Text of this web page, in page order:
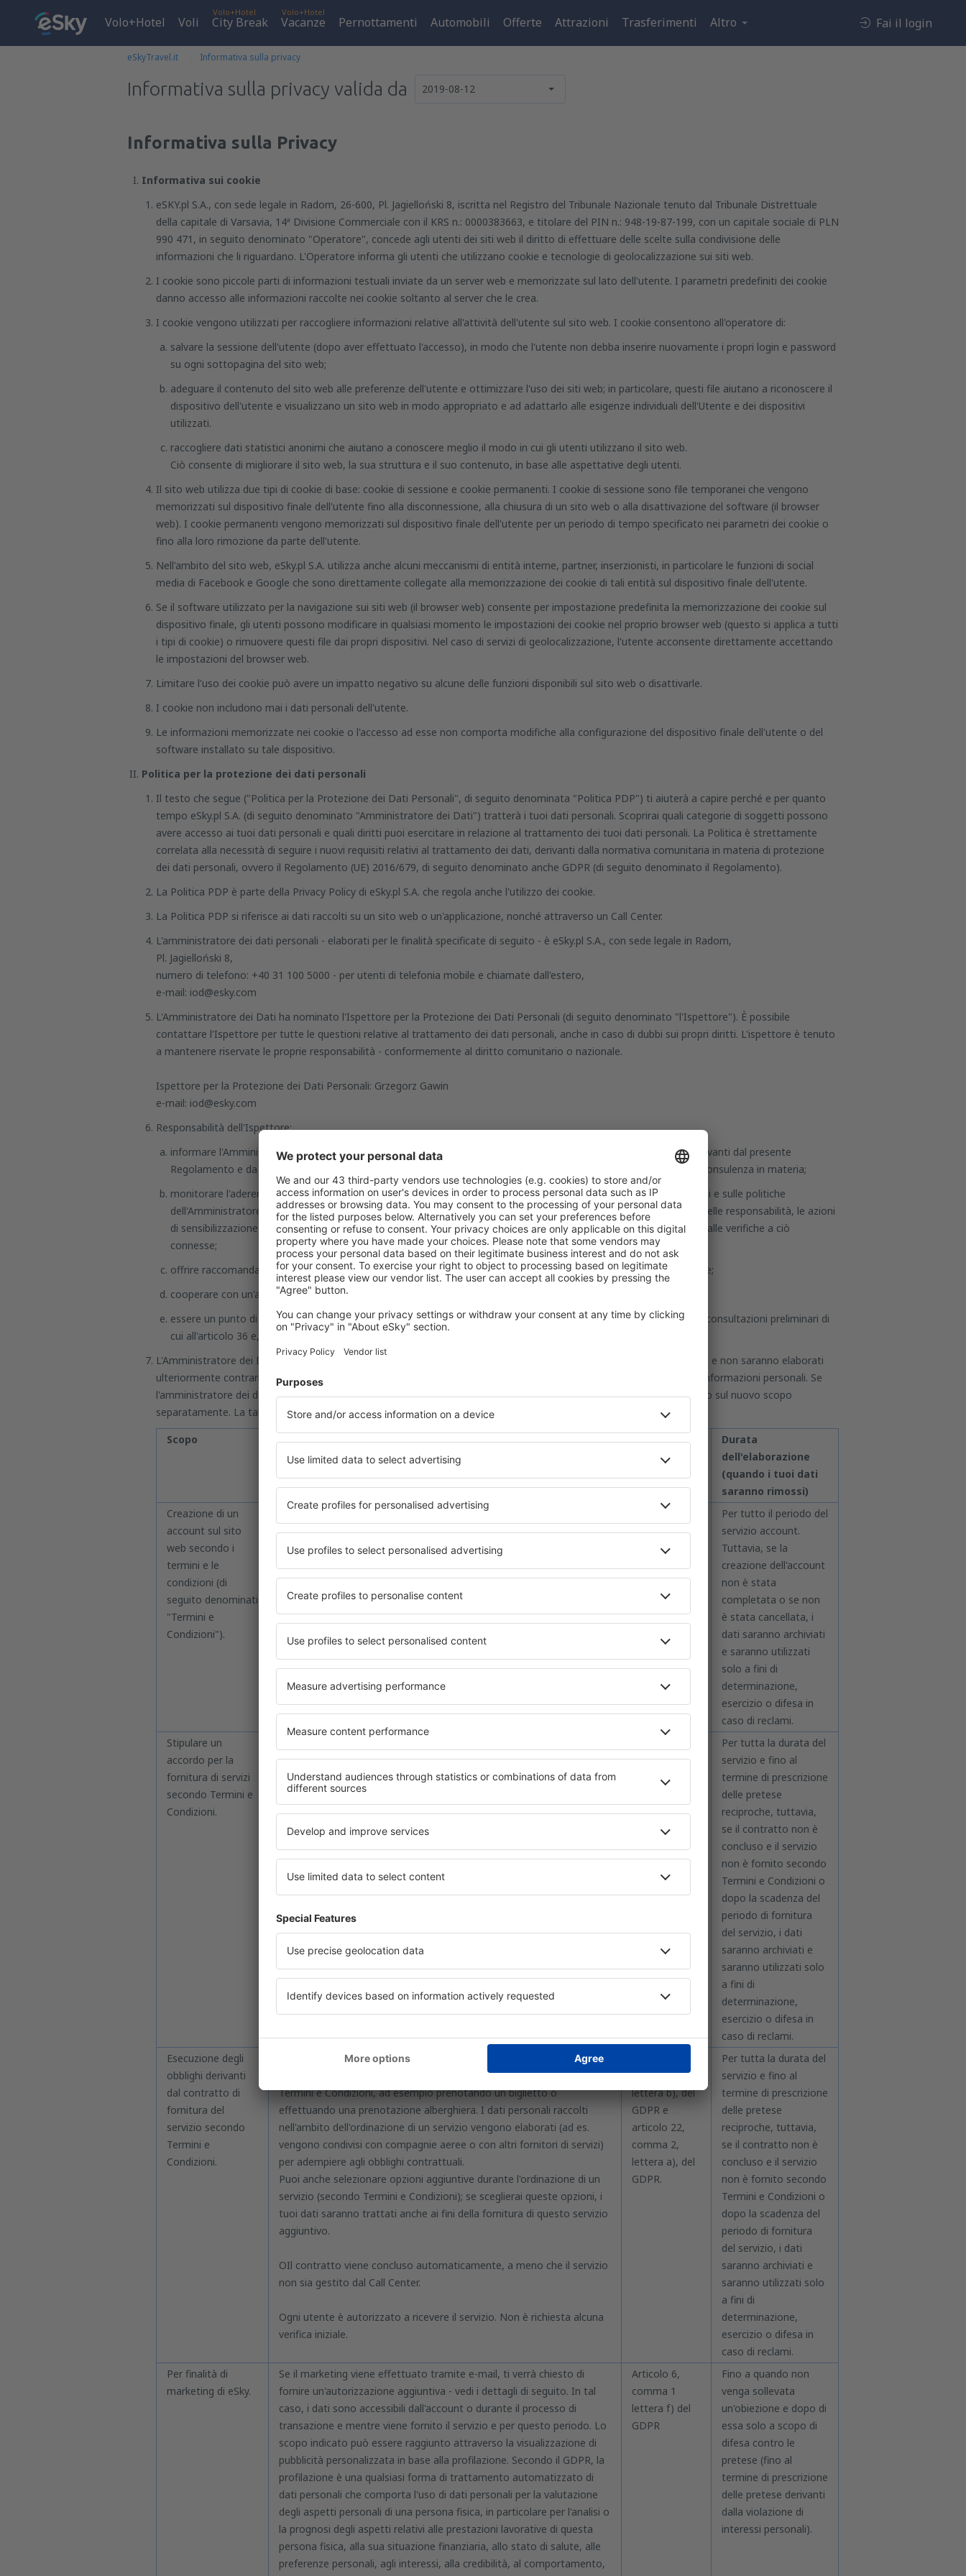
Volo+Hotel Voli
Volo+Hotel
City Break
Volo+Hotel
Vacanze Pernottamenti Automobili Offerte Attrazioni Trasferimenti Altro Fai il login
eSkyTravel.it Informativa sulla privacy
Informativa sulla privacy valida da 2019-08-12
Informativa sulla Privacy
Informativa sui cookie
eSKY.pl S.A., con sede legale in Radom, 26-600, Pl. Jagielloński 8, iscritta nel Registro del Tribunale Nazionale tenuto dal Tribunale Distrettuale
della capitale di Varsavia, 14ª Divisione Commerciale con il KRS n.: 0000383663, e titolare del PIN n.: 948-19-87-199, con un capitale sociale di PLN
990 471, in seguito denominato "Operatore", concede agli utenti dei siti web il diritto di effettuare delle scelte sulla condivisione delle
informazioni che li riguardano. L'Operatore informa gli utenti che utilizzano cookie e tecnologie di geolocalizzazione sui siti web.
I cookie sono piccole parti di informazioni testuali inviate da un server web e memorizzate sul lato dell'utente. I parametri predefiniti dei cookie
danno accesso alle informazioni raccolte nei cookie soltanto al server che le crea.
I cookie vengono utilizzati per raccogliere informazioni relative all'attività dell'utente sul sito web. I cookie consentono all'operatore di:
salvare la sessione dell'utente (dopo aver effettuato l'accesso), in modo che l'utente non debba inserire nuovamente i propri login e password
su ogni sottopagina del sito web;
adeguare il contenuto del sito web alle preferenze dell'utente e ottimizzare l'uso dei siti web; in particolare, questi file aiutano a riconoscere il
dispositivo dell'utente e visualizzano un sito web in modo appropriato e ad adattarlo alle esigenze individuali dell'Utente e dei dispositivi
utilizzati.
raccogliere dati statistici anonimi che aiutano a conoscere meglio il modo in cui gli utenti utilizzano il sito web.
Ciò consente di migliorare il sito web, la sua struttura e il suo contenuto, in base alle aspettative degli utenti.
Il sito web utilizza due tipi di cookie di base: cookie di sessione e cookie permanenti. I cookie di sessione sono file temporanei che vengono
memorizzati sul dispositivo finale dell'utente fino alla disconnessione, alla chiusura di un sito web o alla disattivazione del software (il browser
web). I cookie permanenti vengono memorizzati sul dispositivo finale dell'utente per un periodo di tempo specificato nei parametri dei cookie o
fino alla loro rimozione da parte dell'utente.
Nell'ambito del sito web, eSky.pl S.A. utilizza anche alcuni meccanismi di entità interne, partner, inserzionisti, in particolare le funzioni di social
media di Facebook e Google che sono direttamente collegate alla memorizzazione dei cookie di tali entità sul dispositivo finale dell'utente.
Se il software utilizzato per la navigazione sui siti web (il browser web) consente per impostazione predefinita la memorizzazione dei cookie sul
dispositivo finale, gli utenti possono modificare in qualsiasi momento le impostazioni dei cookie nel proprio browser web (questo si applica a tutti
i tipi di cookie) o rimuovere questi file dai propri dispositivi. Nel caso di servizi di geolocalizzazione, l'utente acconsente direttamente accettando
le impostazioni del browser web.
Limitare l'uso dei cookie può avere un impatto negativo su alcune delle funzioni disponibili sul sito web o disattivarle.
I cookie non includono mai i dati personali dell'utente.
Le informazioni memorizzate nei cookie o l'accesso ad esse non comporta modifiche alla configurazione del dispositivo finale dell'utente o del
software installato su tale dispositivo.
Politica per la protezione dei dati personali
Il testo che segue ("Politica per la Protezione dei Dati Personali", di seguito denominata "Politica PDP") ti aiuterà a capire perché e per quanto
tempo eSky.pl S.A. (di seguito denominato "Amministratore dei Dati") tratterà i tuoi dati personali. Scoprirai quali categorie di soggetti possono
avere accesso ai tuoi dati personali e quali diritti puoi esercitare in relazione al trattamento dei tuoi dati personali. La Politica è strettamente
correlata alla necessità di seguire i nuovi requisiti relativi al trattamento dei dati, derivanti dalla normativa comunitaria in materia di protezione
dei dati personali, ovvero il Regolamento (UE) 2016/679, di seguito denominato anche GDPR (di seguito denominato il Regolamento).
La Politica PDP è parte della Privacy Policy di eSky.pl S.A. che regola anche l'utilizzo dei cookie.
La Politica PDP si riferisce ai dati raccolti su un sito web o un'applicazione, nonché attraverso un Call Center.
L'amministratore dei dati personali - elaborati per le finalità specificate di seguito - è eSky.pl S.A., con sede legale in Radom,
Pl. Jagielloński 8,
numero di telefono: +40 31 100 5000 - per utenti di telefonia mobile e chiamate dall'estero,
e-mail: iod@esky.com
L'Amministratore dei Dati ha nominato l'Ispettore per la Protezione dei Dati Personali (di seguito denominato "l'Ispettore"). È possibile
contattare l'Ispettore per tutte le questioni relative al trattamento dei dati personali, anche in caso di dubbi sui propri diritti. L'ispettore è tenuto
a mantenere riservate le proprie responsabilità - conformemente al diritto comunitario o nazionale.
Ispettore per la Protezione dei Dati Personali: Grzegorz Gawin
e-mail: iod@esky.com
Responsabilità dell'Ispettore:
informare l'Amministratore dei Dati e i dipendenti che trattano dati personali, in merito alle loro responsabilità derivanti dal presente
Regolamento e da altre leggi dell'UE o degli Stati membri in materia di protezione dei dati personali e fornire loro consulenza in materia;
monitorare l'aderenza al GDPR, alle leggi di altri paesi dell'UE o degli Stati membri sulla protezione dei dati personali e sulle politiche
dell'Amministratore dei Dati o di un'entità di trattamento nel campo dei dati personali, compresa la distribuzione delle responsabilità, le azioni
di sensibilizzazione, la formazione dei dipendenti che partecipano alle operazioni relative all'elaborazione dei dati o alle verifiche a ciò
connesse;
offrire raccomandazioni su come valutare gli effetti sulla protezione dei dati su richiesta e monitorare la protezione;
cooperare con un'autorità di controllo;
essere un punto di contatto dell'autorità di controllo per le questioni relative al trattamento dei dati, comprese le consultazioni preliminari di
cui all'articolo 36 e, se del caso, condurre consultazioni su tutte le altre questioni.
L'Amministratore dei Dati garantisce che i tuoi dati personali saranno trattati solo per scopi precisi, chiari e giustificati e non saranno elaborati
ulteriormente contrariamente a tali finalità. Lo scopo del trattamento dei dati è la ragione per cui elaboriamo le tue informazioni personali. Se
l'amministratore dei dati desidera trattare i tuoi dati personali per altri scopi, non specificati di seguito, sarai informato sul nuovo scopo
separatamente. La tabella seguente illustra le finalità del trattamento dei dati.
Scopo
Spiegazione
Base
giuridica
Durata
dell'elaborazione
(quando i tuoi dati
saranno rimossi)
Creazione di un
account sul sito
web secondo i
termini e le
condizioni (di
seguito denominati
"Termini e
Condizioni").
Si tratta del trattamento dei dati necessari per creare un account su
www.eskytravel.ite utilizzarlo, ad esempio, per verificare la correttezza
dei dati o per controllare le transazioni. Il processo di creazione
dell'account è automatizzato. In caso di problemi con la creazione
dell'account, è possibile contattare il Call Center. Ogni utente è
autorizzato a creare l'account. Non è richiesta alcuna verifica iniziale.
Articolo 6,
comma 1,
lettera b) del
GDPR
e Articolo 22,
comma 2,
lettera a), del
Per tutto il periodo del
servizio account.
Tuttavia, se la
creazione dell'account
non è stata
completata o se non
è stata cancellata, i
dati saranno archiviati
e saranno utilizzati
solo a fini di
determinazione,
esercizio o difesa in
caso di reclami.
Stipulare un
accordo per la
fornitura di servizi
secondo Termini e
Condizioni.
o che tu sia un utente non registrato, puoi utilizzare i servizi secondo
Termini e Condizioni, ad esempio prenotando un biglietto o
effettuando una prenotazione alberghiera. I dati personali raccolti
durante il processo di ordinazione di un servizio vengono elaborati (ad
es. vengono condivisi con le compagnie aeree o con altri fornitori di
servizi) per finalizzare il servizio
Il contratto può essere concluso anche attraverso il Call Center
dell'Amministratore dei Dati.
Il contratto viene eseguito automaticamente.
Ogni utente è autorizzato a concludere il contratto. Non è richiesta
comma 1,
lettera b), del
articolo 22,
comma 2,
lettera a), del
GDPR.
Per tutta la durata del
servizio e fino al
termine di prescrizione
delle pretese
reciproche, tuttavia,
se il contratto non è
concluso e il servizio
non è fornito secondo
Termini e Condizioni o
dopo la scadenza del
periodo di fornitura
del servizio, i dati
saranno archiviati e
saranno utilizzati solo
a fini di
determinazione,
esercizio o difesa in
caso di reclami.
Esecuzione degli
obblighi derivanti
dal contratto di
fornitura del
servizio secondo
Termini e
Condizioni.
Indipendentemente dal fatto che tu crei l'account su
www.eskytravel.it
o che tu sia un utente non registrato, puoi utilizzare i servizi secondo
Termini e Condizioni, ad esempio prenotando un biglietto o
effettuando una prenotazione alberghiera. I dati personali raccolti
nell'ambito dell'ordinazione di un servizio vengono elaborati (ad es.
vengono condivisi con compagnie aeree o con altri fornitori di servizi)
per adempiere agli obblighi contrattuali.
Puoi anche selezionare opzioni aggiuntive durante l'ordinazione di un
servizio (secondo Termini e Condizioni); se sceglierai queste opzioni, i
tuoi dati saranno trattati anche ai fini della fornitura di questo servizio
aggiuntivo.
OIl contratto viene concluso automaticamente, a meno che il servizio
non sia gestito dal Call Center.
Ogni utente è autorizzato a ricevere il servizio. Non è richiesta alcuna
verifica iniziale.
comma 1,
lettera b), del
GDPR e
articolo 22,
comma 2,
lettera a), del
GDPR.
Per tutta la durata del
servizio e fino al
termine di prescrizione
delle pretese
reciproche, tuttavia,
se il contratto non è
concluso e il servizio
non è fornito secondo
Termini e Condizioni o
dopo la scadenza del
periodo di fornitura
del servizio, i dati
saranno archiviati e
saranno utilizzati solo
a fini di
determinazione,
esercizio o difesa in
caso di reclami.
Per finalità di
marketing di eSky.
Se il marketing viene effettuato tramite e-mail, ti verrà chiesto di
fornire un'autorizzazione aggiuntiva - vedi i dettagli di seguito. In tal
caso, i dati sono accessibili dall'account o durante il processo di
transazione e mentre viene fornito il servizio e per questo periodo. Lo
scopo indicato può essere raggiunto attraverso la visualizzazione di
pubblicità personalizzata in base alla profilazione. Secondo il GDPR, la
profilazione è una qualsiasi forma di trattamento automatizzato di
dati personali che comporta l'uso di dati personali per la valutazione
degli aspetti personali di una persona fisica, in particolare per l'analisi o
la prognosi degli aspetti relativi alle prestazioni lavorative di questa
persona fisica, alla sua situazione finanziaria, allo stato di salute, alle
preferenze personali, agli interessi, alla credibilità, al comportamento,
Articolo 6,
comma 1
lettera f) del
GDPR
Fino a quando non
venga sollevata
un'obiezione e dopo di
essa solo a scopo di
difesa contro le
pretese (fino al
termine di prescrizione
delle pretese derivanti
dalla violazione di
interessi personali).